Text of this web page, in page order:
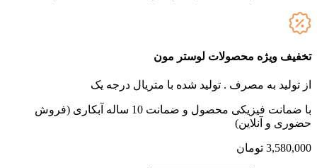
تخفیف ویژه محصولات لوستر مون
از تولید به مصرف . تولید شده با متریال درجه یک
با ضمانت فیزیکی محصول و ضمانت 10 ساله آبکاری (فروش
حضوری و آنلاین)
3,580,000 تومان